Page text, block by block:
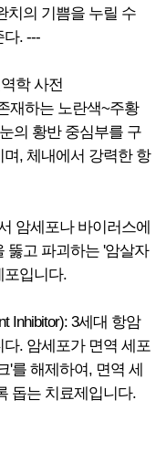
치의 기쁨을 누릴 수
. ---
학 사전
재하는 노란색~주황
의 황반 중심부를 구
, 체내에서 강력한 항
암세포나 바이러스에
뚫고 파괴하는 '암살자
포입니다.
Inhibitor): 3세대 항암
. 암세포가 면역 세포
'를 해제하여, 면역 세
돕는 치료제입니다.